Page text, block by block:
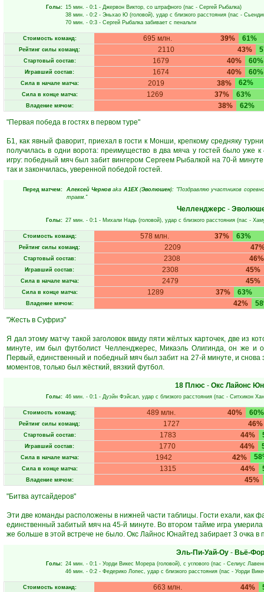
Голы: 15 мин. - 0:1 - Джервон Виктор, со штрафного (пас - Сергей Рыбалка)
38 мин. - 0:2 - Эньхао Ю (головой), удар с близкого расстояния (пас -
70 мин. - 0:3 - Сергей Рыбалка забивает с пенальти
Стоимость команд: 39%
695 млн. 61%
Рейтинг силы команд: 43%
2110
Стартовый состав: 40%
1679 60%
Игравший состав: 40%
1674 60%
Сила в начале матча: 38%
2019 62%
Сила в конце матча: 37%
1269 63%
Владение мячом: 38%
62%
"Первая победа в гостях в первом туре"
Б1, как явный фаворит, приехал в гости к Монши, крепкому средняку
получилась в одни ворота: преимущество в два мяча у гостей было
игру: победный мяч был забит вингером Сергеем Рыбалкой на 70-й
так и закончилась, уверенной победой гостей.
Перед матчем: Алексей Чернов aka А1ЕХ (Эволюшен): "Поздравляю участников
травм."
Челленджерс -
Голы: 27 мин. - 0:1 - Михали Надь (головой), удар с близкого расстояния (пас -
Стоимость команд: 37%
578 млн. 63%
Рейтинг силы команд: 2209
Стартовый состав: 46%
2308
Игравший состав: 45%
2308
Сила в начале матча: 45%
2479
Сила в конце матча: 37%
1289 63%
Владение мячом: 42%
"Жесть в Суфриэ"
Я дал этому матчу такой заголовок ввиду пяти жёлтых карточек, две из
минуте, им был футболист Челленджерес, Микаэль Олигинда, он же и
Первый, единственный и победный мяч был забит на 27-й минуте, и
моментов, только был жёсткий, вязкий футбол.
18 Плюс- Окс Лайонс
Голы: 46 мин. - 0:1 - Дуэйн Фэйсал, удар с близкого расстояния (пас - Ситхикон
Стоимость команд: 40%
489 млн. 60%
Рейтинг силы команд: 46%
1727
Стартовый состав: 44%
1783
Игравший состав: 44%
1770
Сила в начале матча: 42%
1942
Сила в конце матча: 44%
1315
Владение мячом:
45%
"Битва аутсайдеров"
Эти две команды расположены в нижней части таблицы. Гости ехали, как
единственный забитый мяч на 45-й минуте. Во втором тайме игра
же больше в этой встрече не было. Окс Лайнос Юнайтед забирает 3 очка в
Эль-Пи-Уай-Оу- Вьё-
Голы: 24 мин. - 0:1 - Уорди Викес Морера (головой), с углового (пас - Селиус
46 мин. - 0:2 - Федерико Лопес, удар с близкого расстояния (пас - Уорди
Стоимость команд: 44%
663 млн.